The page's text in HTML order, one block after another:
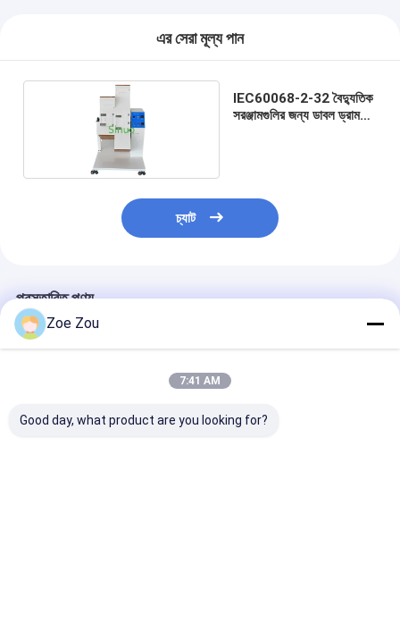
MCB পরীক্ষার যন্ত্র
মেডিকেল ডিভাইস টেস্টিং সরঞ্জাম
এর সেরা মূল্য পান
IEC60068-2-32 বৈদ্যুতিক
সরঞ্জামগুলির জন্য ডাবল ড্রাম
চ্যাট
প্রস্তাবিত পণ্য
Zoe Zou
7:41 AM
Good day, what product are you looking for?